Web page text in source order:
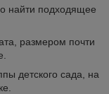
найти подходящее
размером почти
детского сада, на